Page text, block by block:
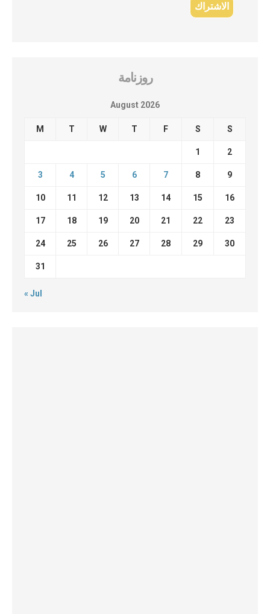
روزنامة
August 2026
M T W T F S S
1 2
3 4 5 6 7 8 9
10 11 12 13 14 15 16
17 18 19 20 21 22 23
24 25 26 27 28 29 30
31
« Jul